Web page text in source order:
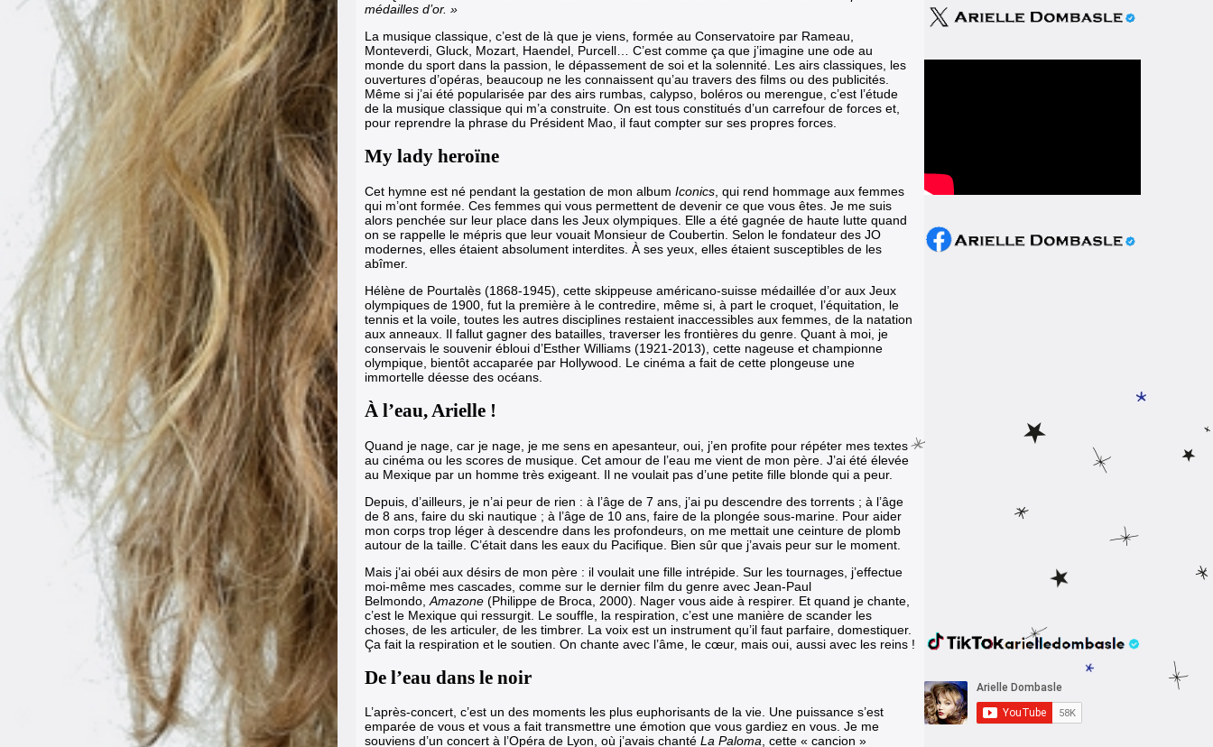
médailles d’or. »
La musique classique, c’est de là que je viens, formée au Conservatoire par Rameau,
Monteverdi, Gluck, Mozart, Haendel, Purcell… C’est comme ça que j’imagine une ode au
monde du sport dans la passion, le dépassement de soi et la solennité. Les airs classiques, les
ouvertures d’opéras, beaucoup ne les connaissent qu’au travers des films ou des publicités.
Même si j’ai été popularisée par des airs rumbas, calypso, boléros ou merengue, c’est l’étude
de la musique classique qui m’a construite. On est tous constitués d’un carrefour de forces et,
pour reprendre la phrase du Président Mao, il faut compter sur ses propres forces.
My lady heroïne
Cet hymne est né pendant la gestation de mon album Iconics , qui rend hommage aux femmes
qui m’ont formée. Ces femmes qui vous permettent de devenir ce que vous êtes. Je me suis
alors penchée sur leur place dans les Jeux olympiques . Elle a été gagnée de haute lutte quand
on se rappelle le mépris que leur vouait Monsieur de Coubertin . Selon le fondateur des JO
modernes, elles étaient absolument interdites. À ses yeux, elles étaient susceptibles de les
abîmer.
Hélène de Pourtalès (1868-1945), cette skippeuse américano-suisse médaillée d’or aux Jeux
olympiques de 1900, fut la première à le contredire, même si, à part le croquet, l’équitation, le
tennis et la voile, toutes les autres disciplines restaient inaccessibles aux femmes, de la natation
aux anneaux. Il fallut gagner des batailles, traverser les frontières du genre. Quant à moi, je
conservais le souvenir ébloui d’Esther Williams (1921-2013), cette nageuse et championne
olympique, bientôt accaparée par Hollywood. Le cinéma a fait de cette plongeuse une
immortelle déesse des océans.
À l’eau, Arielle !
Quand je nage, car je nage, je me sens en apesanteur, oui, j’en profite pour répéter mes textes
au cinéma ou les scores de musique. Cet amour de l’eau me vient de mon père. J’ai été élevée
au Mexique par un homme très exigeant. Il ne voulait pas d’une petite fille blonde qui a peur.
Depuis, d’ailleurs, je n’ai peur de rien : à l’âge de 7 ans, j’ai pu descendre des torrents ; à l’âge
de 8 ans, faire du ski nautique ; à l’âge de 10 ans, faire de la plongée sous-marine. Pour aider
mon corps trop léger à descendre dans les profondeurs, on me mettait une ceinture de plomb
autour de la taille. C’était dans les eaux du Pacifique. Bien sûr que j’avais peur sur le moment.
Mais j’ai obéi aux désirs de mon père : il voulait une fille intrépide. Sur les tournages, j’effectue
moi-même mes cascades, comme sur le dernier film du genre avec Jean-Paul
Belmondo, Amazone (Philippe de Broca, 2000). Nager vous aide à respirer. Et quand je chante,
c’est le Mexique qui ressurgit. Le souffle, la respiration, c’est une manière de scander les
choses, de les articuler, de les timbrer. La voix est un instrument qu’il faut parfaire, domestiquer.
Ça fait la respiration et le soutien. On chante avec l’âme, le cœur, mais oui, aussi avec les reins !
De l’eau dans le noir
L’après-concert, c’est un des moments les plus euphorisants de la vie. Une puissance s’est
emparée de vous et vous a fait transmettre une émotion que vous gardiez en vous. Je me
souviens d’un concert à l’Opéra de Lyon, où j’avais chanté La Paloma, cette « cancion »